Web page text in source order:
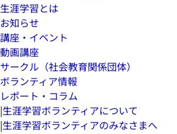
生涯学習とは
お知らせ
講座・イベント
動画講座
サークル（社会教育関係団体）
ボランティア情報
レポート・コラム
|生涯学習ボランティアについて
|生涯学習ボランティアのみなさまへ